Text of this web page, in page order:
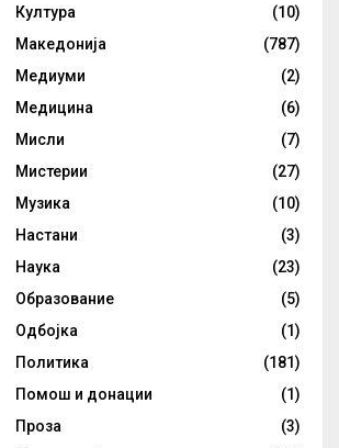
Култура
(10)
Македонија
(787)
Медиуми
(2)
Медицина
(6)
Мисли
(7)
Мистерии
(27)
Музика
(10)
Настани
(3)
Наука
(23)
Образование
(5)
Одбојка
(1)
Политика
(181)
Помош и донации
(1)
Проза
(3)